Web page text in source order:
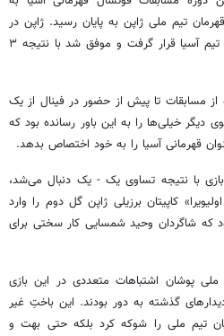
تیم ملی ژاپن به پایان رسید. ژاپن در
دیدار فینال برابر ایران، پرافتخارترین تیم آسیا قرار گرفت و موفق شد با نتیجه ۳
از مسابقات تا پیش از حضور در فینال از یک
دیگر خیلی‌ها را به این باور رسانده بود که
قهرمانی آسیا را به خود اختصاص بدهد.
با نتیجه تساوی یک - یک دنبال می‌شد،
اولیویرا» کاپیتان برزیلی ژاپن گل دوم را وارد
که شاگردان وحید شمسایی کار سختی برای
ملیپوشان اشتباهات متعددی در این بازی
گذشته به دور بودند. این باختِ غیر
تیم ملی را شوکه کرد بلکه حتی بهت و